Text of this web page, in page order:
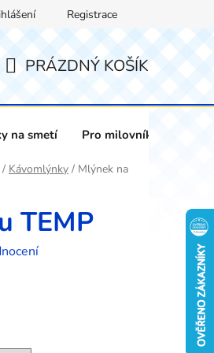
Registrace
NÁKUPNÍ
PRÁZDNÝ KOŠÍK
na smetí Pro milovníky vína
/ Kávomlýnky / Mlýnek na
TEMP